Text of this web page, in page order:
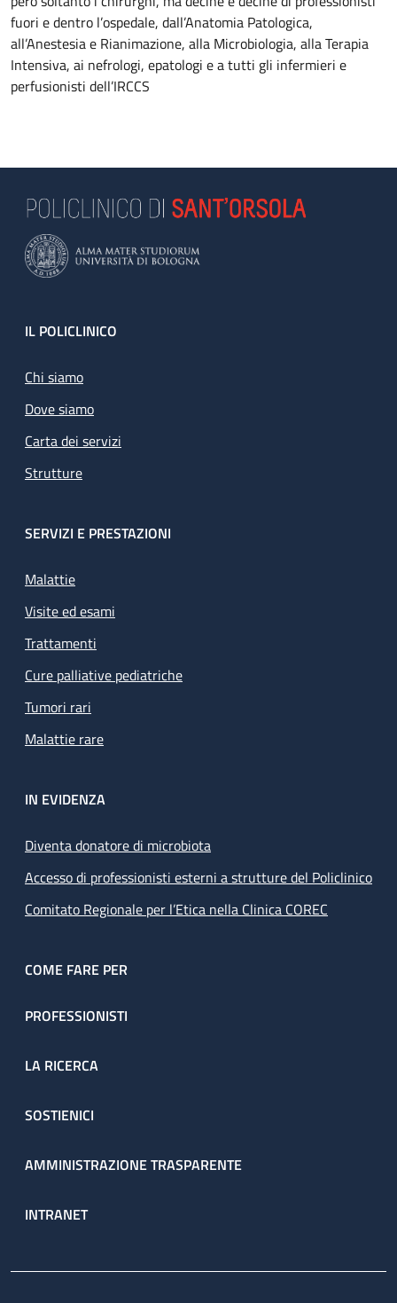
fuori e dentro l’ospedale, dall’Anatomia Patologica,
all’Anestesia e Rianimazione, alla Microbiologia, alla Terapia
Intensiva, ai nefrologi, epatologi e a tutti gli infermieri e
perfusionisti dell’IRCCS
Footer
IL POLICLINICO
Chi siamo
Dove siamo
Carta dei servizi
Strutture
SERVIZI E PRESTAZIONI
Malattie
Visite ed esami
Trattamenti
Cure palliative pediatriche
Tumori rari
Malattie rare
IN EVIDENZA
Diventa donatore di microbiota
Accesso di professionisti esterni a strutture del Policlinico
Comitato Regionale per l’Etica nella Clinica COREC
COME FARE PER
PROFESSIONISTI
LA RICERCA
SOSTIENICI
AMMINISTRAZIONE TRASPARENTE
INTRANET